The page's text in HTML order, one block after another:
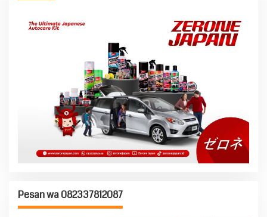
Pesan wa 082337812087